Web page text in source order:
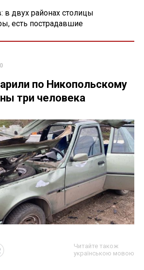
в двух районах столицы
есть пострадавшие
по Никопольскому
три человека
Читайте також
українською мовою